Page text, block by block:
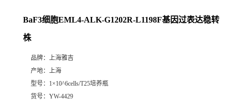
BaF3细胞EML4-ALK-G1202R-L1198F基因过表达稳转
株
品牌： 上海雅吉
产地： 上海
型号： 1×10^6cells/T25培养瓶
货号： YW-4429